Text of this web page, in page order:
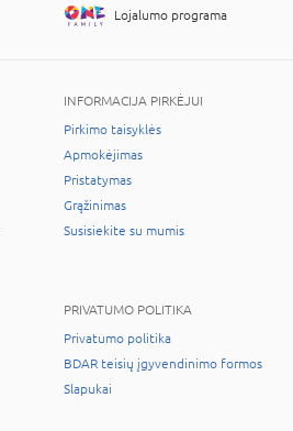
Lojalumo programa
INFORMACIJA PIRKĖJUI
Pirkimo taisyklės
Apmokėjimas
Pristatymas
Grąžinimas
Susisiekite su mumis
PRIVATUMO POLITIKA
Privatumo politika
BDAR teisių įgyvendinimo formos
Slapukai